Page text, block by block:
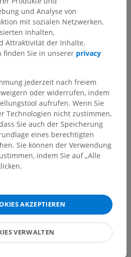
2
und Analyse von
mit sozialen Netzwerken,
Inhalten,
Attraktivität der Inhalte.
finden Sie in unserer privacy
jederzeit nach freiem
oder widerrufen, indem
aufrufen. Wenn Sie
Technologien nicht zustimmen,
Sie auch der Speicherung
eines berechtigten
Sie können der Verwendung
indem Sie auf „Alle
AKZEPTIEREN
VERWALTEN